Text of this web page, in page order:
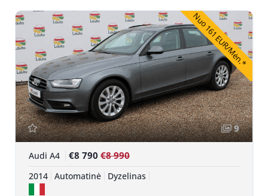
Nuo 161 EUR/Mėn.*
9
Audi A4 €8 790 €8 990
2014 Automatinė Dyzelinas